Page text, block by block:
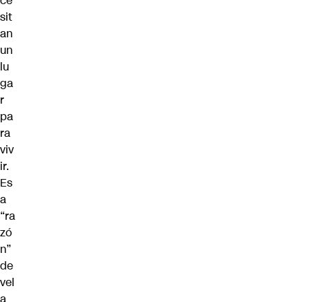
sit
an
un
lu
ga
r
pa
ra
viv
ir.
Es
a
“ra
zó
n”
de
vel
a